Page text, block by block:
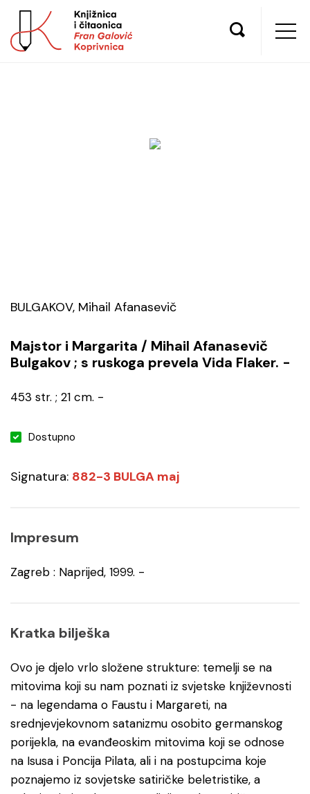
BULGAKOV, Mihail Afanasevič
Majstor i Margarita / Mihail Afanasevič
Bulgakov ; s ruskoga prevela Vida Flaker. -
453 str. ; 21 cm. -
Dostupno
Signatura: 882-3 BULGA maj
Impresum
Zagreb : Naprijed, 1999. -
Kratka bilješka
Ovo je djelo vrlo složene strukture: temelji se na
mitovima koji su nam poznati iz svjetske književnosti
- na legendama o Faustu i Margareti, na
srednjevjekovnom satanizmu osobito germanskog
porijekla, na evanđeoskim mitovima koji se odnose
na Isusa i Poncija Pilata, ali i na postupcima koje
poznajemo iz sovjetske satiričke beletristike, a